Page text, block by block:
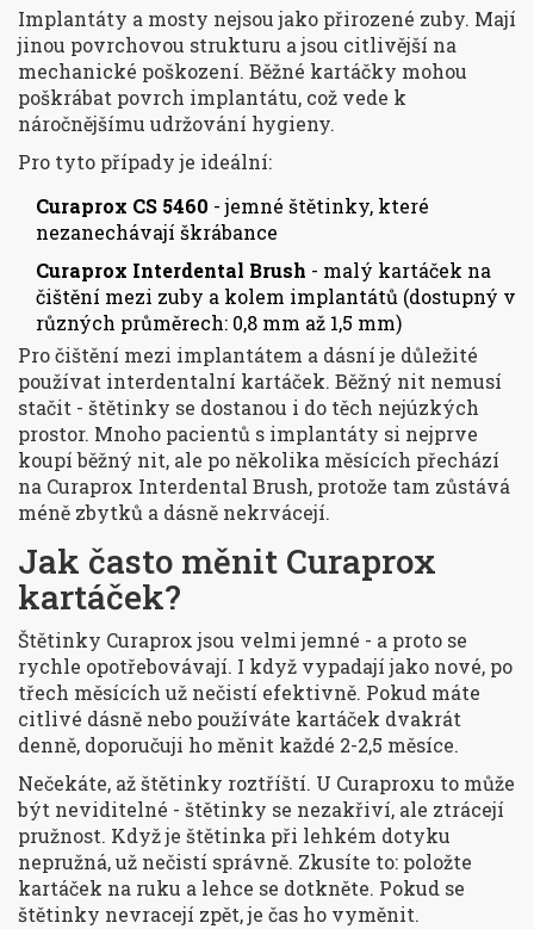
Implantáty a mosty nejsou jako přirozené zuby. Mají
jinou povrchovou strukturu a jsou citlivější na
mechanické poškození. Běžné kartáčky mohou
poškrábat povrch implantátu, což vede k
náročnějšímu udržování hygieny.
Pro tyto případy je ideální:
Curaprox CS 5460 - jemné štětinky, které
nezanechávají škrábance
Curaprox Interdental Brush - malý kartáček na
čištění mezi zuby a kolem implantátů (dostupný v
různých průměrech: 0,8 mm až 1,5 mm)
Pro čištění mezi implantátem a dásní je důležité
používat interdentalní kartáček. Běžný nit nemusí
stačit - štětinky se dostanou i do těch nejúzkých
prostor. Mnoho pacientů s implantáty si nejprve
koupí běžný nit, ale po několika měsících přechází
na Curaprox Interdental Brush, protože tam zůstává
méně zbytků a dásně nekrvácejí.
Jak často měnit Curaprox
kartáček?
Štětinky Curaprox jsou velmi jemné - a proto se
rychle opotřebovávají. I když vypadají jako nové, po
třech měsících už nečistí efektivně. Pokud máte
citlivé dásně nebo používáte kartáček dvakrát
denně, doporučuji ho měnit každé 2-2,5 měsíce.
Nečekáte, až štětinky roztříští. U Curaproxu to může
být neviditelné - štětinky se nezakřiví, ale ztrácejí
pružnost. Když je štětinka při lehkém dotyku
nepružná, už nečistí správně. Zkusíte to: položte
kartáček na ruku a lehce se dotkněte. Pokud se
štětinky nevracejí zpět, je čas ho vyměnit.